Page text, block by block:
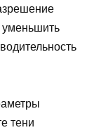
уменьшить
тени